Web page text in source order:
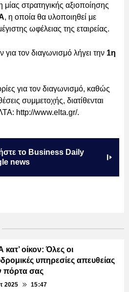
μίας στρατηγικής αξιοποίησης
, η οποία θα υλοποιηθεί με
ωφέλειας της εταιρείας.
τον διαγωνισμό λήγει την 1η
για τον διαγωνισμό, καθώς
συμμετοχής, διατίθενται
http://www.elta.gr/.
το Business Daily
news
κατ’ οίκον: Όλες οι
υπηρεσίες απευθείας
πόρτα σας
2025 15:47